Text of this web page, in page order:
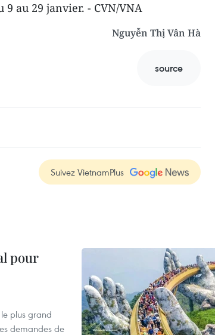
au 29 janvier. - CVN/VNA
Nguyễn Thị Vân Hà
source
Suivez VietnamPlus
pour
plus grand
demandes de